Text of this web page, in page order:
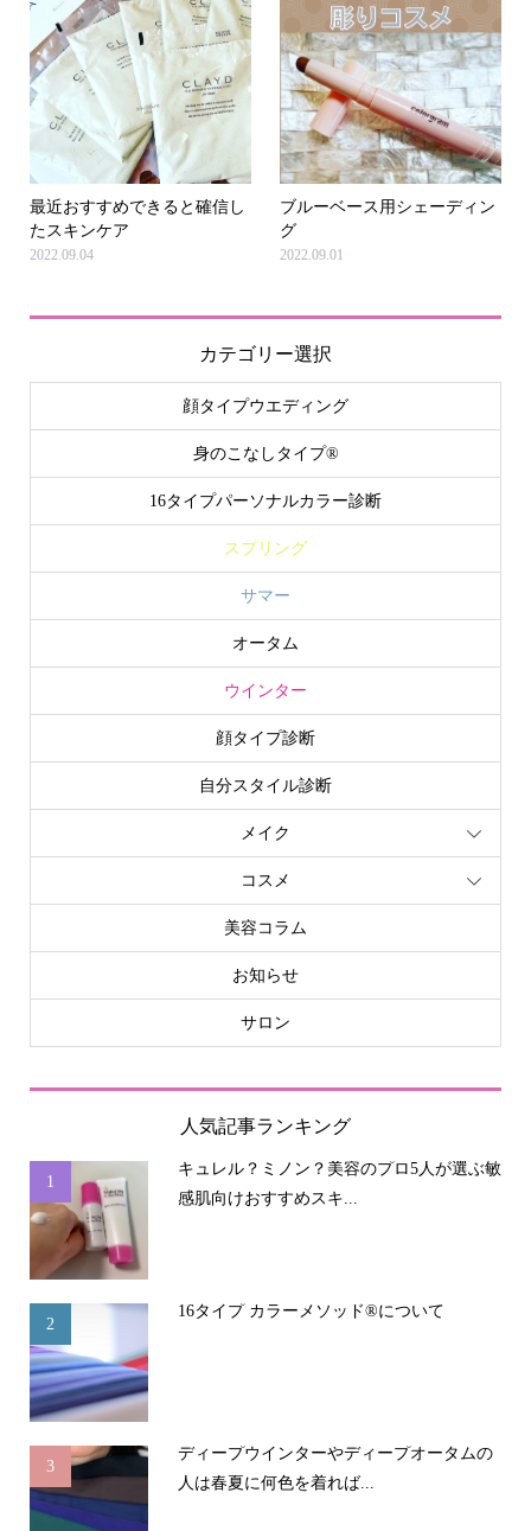
最近おすすめできると確信し
たスキンケア
2022.09.04
ブルーベース用シェーディン
グ
2022.09.01
カテゴリー選択
顔タイプウエディング
身のこなしタイプ®
16タイプパーソナルカラー診断
スプリング
サマー
オータム
ウインター
顔タイプ診断
自分スタイル診断
メイク
コスメ
美容コラム
お知らせ
サロン
人気記事ランキング
1
キュレル？ミノン？美容のプロ5人が選ぶ敏
感肌向けおすすめスキ...
2
16タイプ カラーメソッド®について
3
ディープウインターやディープオータムの
人は春夏に何色を着れば...